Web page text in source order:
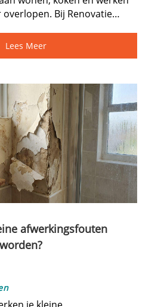
overlopen.​ Bij Renovatie…
Lees Meer
afwerkingsfouten